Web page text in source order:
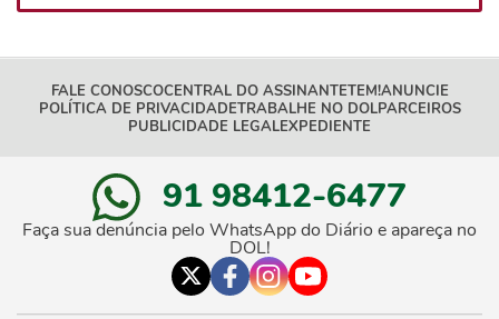
FALE CONOSCOCENTRAL DO ASSINANTETEM!ANUNCIE
POLÍTICA DE PRIVACIDADETRABALHE NO DOLPARCEIROS
PUBLICIDADE LEGALEXPEDIENTE
91 98412-6477
Faça sua denúncia pelo WhatsApp do Diário e apareça no
DOL!